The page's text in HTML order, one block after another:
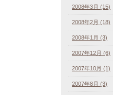
2008年3月 (15)
2008年2月 (18)
2008年1月 (3)
2007年12月 (6)
2007年10月 (1)
2007年8月 (3)